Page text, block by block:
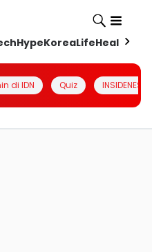
HypeKoreaLifeHealth
di IDN Quiz INSIDENESIA